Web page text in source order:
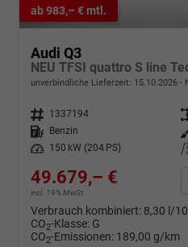
ab 983,– € mtl.
Audi Q3
unverbindliche Lieferzeit: 15.10.2026
Fahrzeugnr. 1337194
Kraftstoff
Benzin
Leistung
150 kW (204 PS)
49.679,– €
incl. 19% MwSt.
Verbrauch kombiniert: 8,30 l/
CO2-Klasse: G
CO2-Emissionen: 189,00 g/km